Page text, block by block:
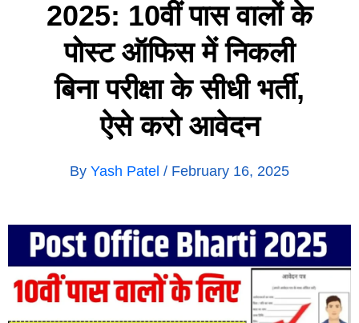
2025: 10वीं पास वालों के
पोस्ट ऑफिस में निकली
बिना परीक्षा के सीधी भर्ती,
ऐसे करो आवेदन
By Yash Patel / February 16, 2025